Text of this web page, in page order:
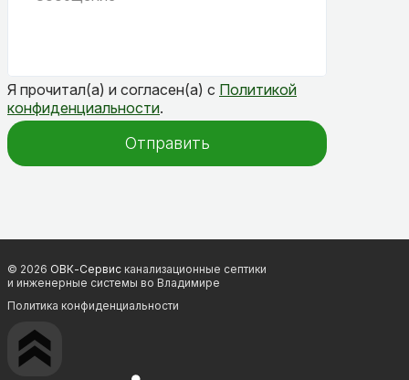
Я прочитал(а) и согласен(а) с Политикой
конфиденциальности.
Отправить
© 2026 ОВК-Сервис канализационные септики
и инженерные системы во Владимире
Политика конфиденциальности